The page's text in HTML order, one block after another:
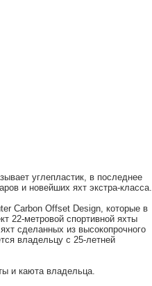
углепластик, в последнее
и новейших яхт экстра-класса.
Carbon Offset Design, которые в
22-метровой спортивной яхты
сделанных из высокопрочного
владельцу с 25-летней
и каюта владельца.